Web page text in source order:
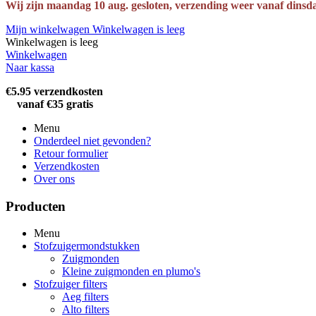
Wij zijn maandag 10 aug. gesloten, verzending weer vanaf
Mijn winkelwagen Winkelwagen is leeg
Winkelwagen is leeg
Winkelwagen
Naar kassa
€5.95 verzendkosten
vanaf €35 gratis
Menu
Onderdeel niet gevonden?
Retour formulier
Verzendkosten
Over ons
Producten
Menu
Stofzuigermondstukken
Zuigmonden
Kleine zuigmonden en plumo's
Stofzuiger filters
Aeg filters
Alto filters​